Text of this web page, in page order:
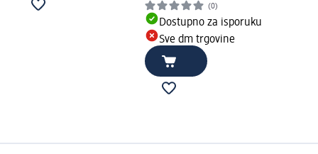
(0)
Dostupno za isporuku
Sve dm trgovine